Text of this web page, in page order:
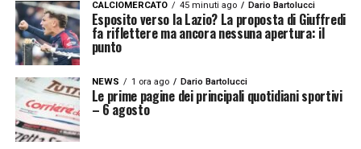
centravanti azzurro nella trattativa per
portare Mario Gila all’ombra del Vesuvio
rappresenterebbe la chiave di volta ideale,
garantendo al nuovo tecnico capitolino quel
rinforzo d’area di rigore necessario per lo
sviluppo del suo modulo tattico sul campo.
CALCIOMERCATO 45 minuti ago Dario Bartolucci
Esposito verso la Lazio? La proposta di Giuffredi
fa riflettere ma ancora nessuna apertura: il
punto
NEWS 1 ora ago Dario Bartolucci
Le prime pagine dei principali quotidiani sportivi
– 6 agosto